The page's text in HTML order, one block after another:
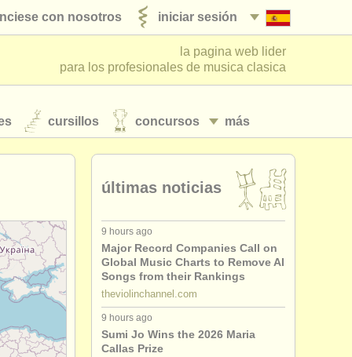
iniciar sesión
con nosotros
la pagina web lider
para los profesionales de musica clasica
más
cursillos concursos
últimas noticias
9 hours ago
Major Record Companies Call on
Global Music Charts to Remove AI
Songs from their Rankings
theviolinchannel.com
9 hours ago
Sumi Jo Wins the 2026 Maria
Callas Prize